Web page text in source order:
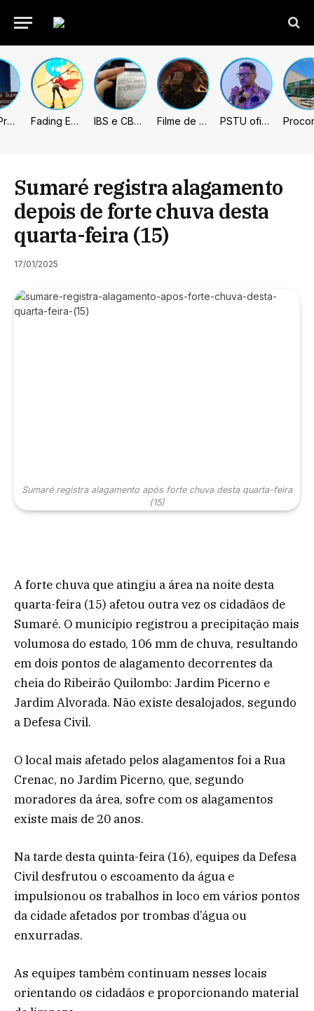
União Progressista e PL terão mais tempo de propaganda eleitoral Fading Echo – Review IBS e CBS necessitarão constar nas notas fiscais com início desta 2ª. Entenda Filme de Elden Ring tem gravações concluídas, mas ainda fica longe do lançamento PSTU oficializa Hertz Dias como candidato à Presidência da República
Sumaré registra alagamento
depois de forte chuva desta
quarta-feira (15)
17/01/2025
Sumaré registra alagamento após forte chuva desta quarta-feira
(15)
A forte chuva que atingiu a área na noite desta
quarta-feira (15) afetou outra vez os cidadãos de
Sumaré. O município registrou a precipitação mais
volumosa do estado, 106 mm de chuva, resultando
em dois pontos de alagamento decorrentes da
cheia do Ribeirão Quilombo: Jardim Picerno e
Jardim Alvorada. Não existe desalojados, segundo
a Defesa Civil.
O local mais afetado pelos alagamentos foi a Rua
Crenac, no Jardim Picerno, que, segundo
moradores da área, sofre com os alagamentos
existe mais de 20 anos.
Na tarde desta quinta-feira (16), equipes da Defesa
Civil desfrutou o escoamento da água e
impulsionou os trabalhos in loco em vários pontos
da cidade afetados por trombas d’água ou
enxurradas.
As equipes também continuam nesses locais
orientando os cidadãos e proporcionando material